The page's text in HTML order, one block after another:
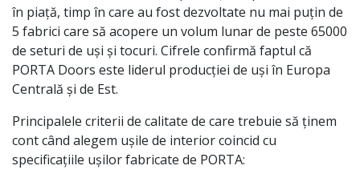
în piață, timp în care au fost dezvoltate nu mai puțin de
5 fabrici care să acopere un volum lunar de peste 65000
de seturi de uși și tocuri. Cifrele confirmă faptul că
PORTA Doors este liderul producției de uși în Europa
Centrală și de Est.
Principalele criterii de calitate de care trebuie să ținem
cont când alegem ușile de interior coincid cu
specificațiile ușilor fabricate de PORTA: